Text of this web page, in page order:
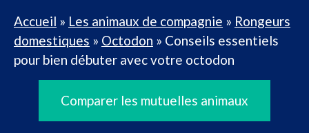
Accueil » Les animaux de compagnie » Rongeurs
domestiques » Octodon » Conseils essentiels
pour bien débuter avec votre octodon
Comparer les mutuelles animaux